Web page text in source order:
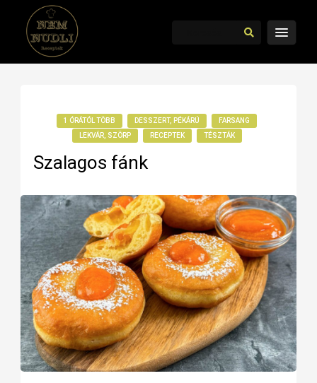
1 ÓRÁTÓL TÖBB DESSZERT, PÉKÁRÚ
FARSANG
LEKVÁR, SZÖRP
RECEPTEK TÉSZTÁK
Szalagos fánk